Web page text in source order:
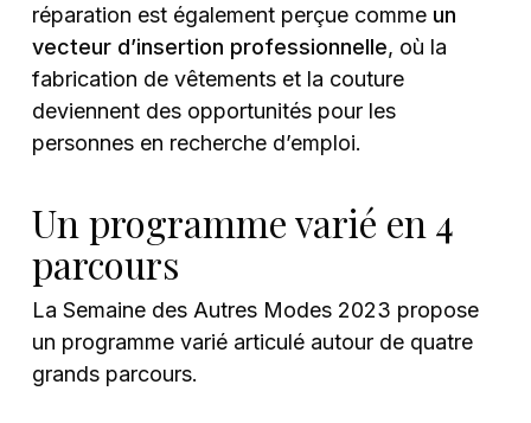
réparation est également perçue comme un
vecteur d’insertion professionnelle, où la
fabrication de vêtements et la couture
deviennent des opportunités pour les
personnes en recherche d’emploi.
Un programme varié en 4
parcours
La Semaine des Autres Modes 2023 propose
un programme varié articulé autour de quatre
grands parcours.